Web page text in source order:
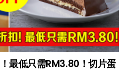
最低只需RM3.80！切片蛋